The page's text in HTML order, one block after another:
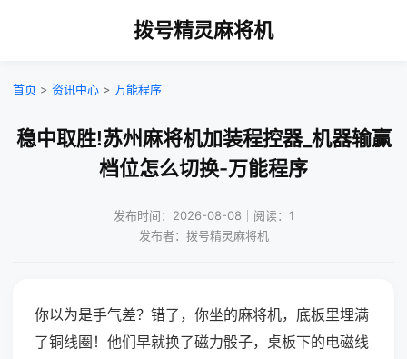
拨号精灵麻将机
首页 > 资讯中心 > 万能程序
稳中取胜!苏州麻将机加装程控器_机器输赢
档位怎么切换-万能程序
发布时间：2026-08-08｜阅读：1
发布者：拨号精灵麻将机
你以为是手气差？错了，你坐的麻将机，底板里埋满
了铜线圈！他们早就换了磁力骰子，桌板下的电磁线